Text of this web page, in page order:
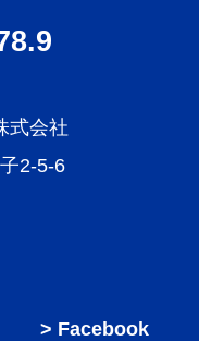
式会社
2-5-6
Facebook